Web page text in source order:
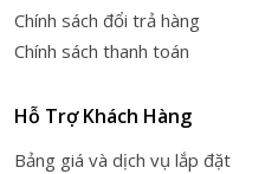
Chính sách đổi trả hàng
Chính sách thanh toán
Hỗ Trợ Khách Hàng
Bảng giá và dịch vụ lắp đặt